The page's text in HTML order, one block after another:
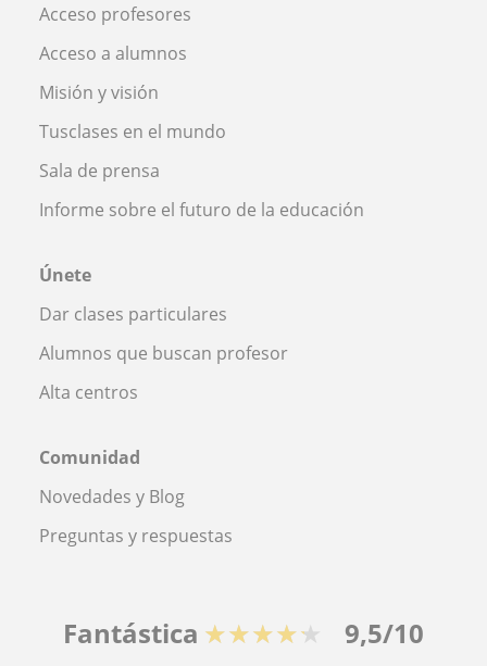
Acceso profesores
Acceso a alumnos
Misión y visión
Tusclases en el mundo
Sala de prensa
Informe sobre el futuro de la educación
Únete
Dar clases particulares
Alumnos que buscan profesor
Alta centros
Comunidad
Novedades y Blog
Preguntas y respuestas
Fantástica ★★★★★ 9,5/10